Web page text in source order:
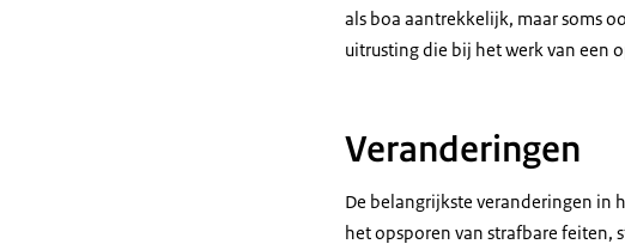
als boa aantrekkelijk, maar soms
uitrusting die bij het werk van een
Veranderingen
De belangrijkste veranderingen in
het opsporen van strafbare feiten,